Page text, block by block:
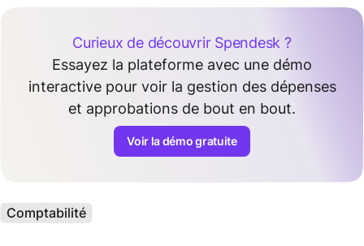
Curieux de découvrir Spendesk ?
Essayez la plateforme avec une démo
interactive pour voir la gestion des dépenses
et approbations de bout en bout.
Voir la démo gratuite
Comptabilité